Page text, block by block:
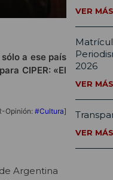
a ese país
CIPER: «El
Opinión: #Cultura]
Argentina
VER MÁS
2026
VER MÁS
VER MÁS